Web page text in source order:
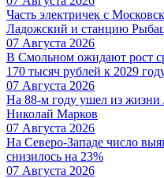
Часть электричек с
Ладожский и станцию
07 Августа 2026
В Смольном ожидают рост
170 тысяч рублей к 2029
07 Августа 2026
На 88-м году ушел из жизни
Николай Марков
07 Августа 2026
На Северо-Западе число
снизилось на 23%
07 Августа 2026